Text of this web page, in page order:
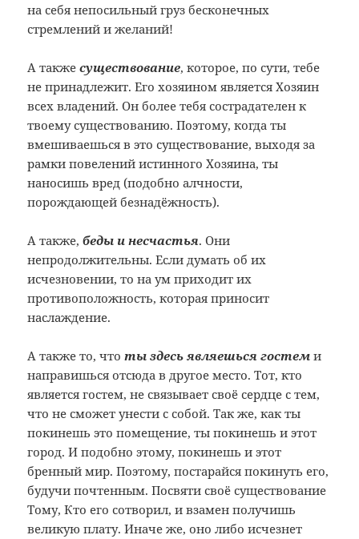
на себя непосильный груз бесконечных
стремлений и желаний!
А такжесуществование, которое, по сути, тебе
не принадлежит. Его хозяином является Хозяин
всех владений. Он более тебя сострадателен к
твоему существованию. Поэтому, когда ты
вмешиваешься в это существование, выходя за
рамки повелений истинного Хозяина, ты
наносишь вред (подобно алчности,
порождающей безнадёжность).
А также,беды и несчастья. Они
непродолжительны. Если думать об их
исчезновении, то на ум приходит их
противоположность, которая приносит
наслаждение.
А также то, чтоты здесь являешься гостем и
направишься отсюда в другое место. Тот, кто
является гостем, не связывает своё сердце с тем,
что не сможет унести с собой. Так же, как ты
покинешь это помещение, ты покинешь и этот
город. И подобно этому, покинешь и этот
бренный мир. Поэтому, постарайся покинуть его,
будучи почтенным. Посвяти своё существование
Тому, Кто его сотворил, и взамен получишь
великую плату. Иначе же, оно либо исчезнет